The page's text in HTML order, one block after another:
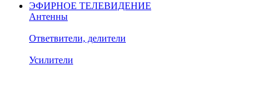
ЭФИРНОЕ ТЕЛЕВИДЕНИЕ
Антенны
Ответвители, делители
Усилители